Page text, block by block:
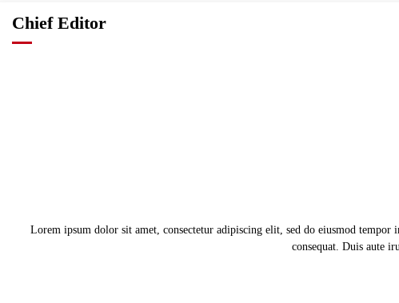
Chief Editor
Lorem ipsum dolor sit amet, consectetur adipiscing elit, sed do eiusmod
consequat. Duis aute